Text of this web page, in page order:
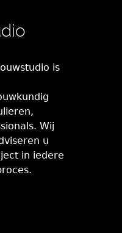
is
Wij
u
in iedere